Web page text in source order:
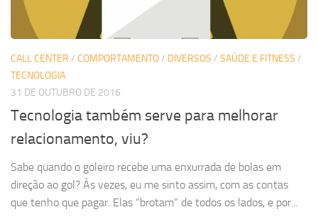
CALL CENTER / COMPORTAMENTO/ DIVERSOS / SAÚDE E FITNESS /
TECNOLOGIA
31 DE OUTUBRO DE 2016
Tecnologia também serve para melhorar
relacionamento, viu?
Sabe quando o goleiro recebe uma enxurrada de bolas em
direção ao gol? Às vezes, eu me sinto assim, com as contas
que tenho que pagar. Elas “brotam” de todos os lados, e por...